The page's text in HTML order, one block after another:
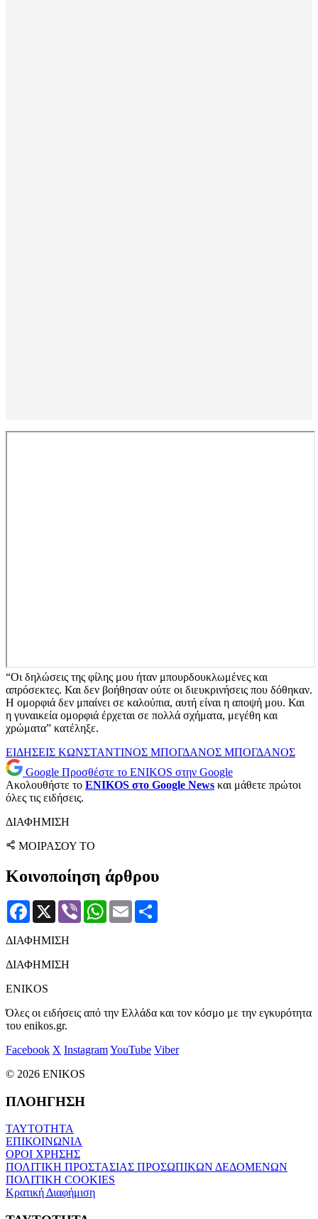
“Οι δηλώσεις της φίλης μου ήταν μπουρδουκλωμένες και
απρόσεκτες. Και δεν βοήθησαν ούτε οι διευκρινήσεις που δόθηκαν.
Η ομορφιά δεν μπαίνει σε καλούπια, αυτή είναι η αποψή μου. Και
η γυναικεία ομορφιά έρχεται σε πολλά σχήματα, μεγέθη και
χρώματα” κατέληξε.
ΕΙΔΗΣΕΙΣ ΚΩΝΣΤΑΝΤΙΝΟΣ ΜΠΟΓΔΑΝΟΣ ΜΠΟΓΔΑΝΟΣ
Google Προσθέστε το ENIKOS στην Google
Ακολουθήστε το ENIKOS στο Google News και μάθετε πρώτοι
όλες τις ειδήσεις.
ΔΙΑΦΗΜΙΣΗ
ΜΟΙΡΑΣΟΥ ΤΟ
Κοινοποίηση άρθρου
Facebook
X Viber WhatsApp
Email
ΔΙΑΦΗΜΙΣΗ
ΔΙΑΦΗΜΙΣΗ
ENIKOS
Όλες οι ειδήσεις από την Ελλάδα και τον κόσμο με την εγκυρότητα
του enikos.gr.
Facebook X InstagramYouTube Viber
© 2026 ENIKOS
ΠΛΟΗΓΗΣΗ
ΤΑΥΤΟΤΗΤΑ
ΕΠΙΚΟΙΝΩΝΙΑ
ΟΡΟΙ ΧΡΗΣΗΣ
ΠΟΛΙΤΙΚΗ ΠΡΟΣΤΑΣΙΑΣ ΠΡΟΣΩΠΙΚΩΝ ΔΕΔΟΜΕΝΩΝ
ΠΟΛΙΤΙΚΗ COOKIES
Κρατική Διαφήμιση